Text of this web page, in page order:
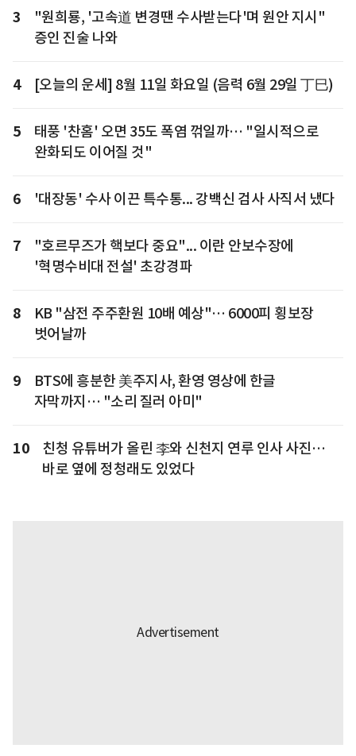
3
"원희룡, '고속道 변경땐 수사받는다'며 원안 지시"
증인 진술 나와
4 [오늘의 운세] 8월 11일 화요일 (음력 6월 29일 丁巳)
5
태풍 '찬홈' 오면 35도 폭염 꺾일까… "일시적으로
완화되도 이어질 것"
6 '대장동' 수사 이끈 특수통... 강백신 검사 사직서 냈다
7
"호르무즈가 핵보다 중요"... 이란 안보수장에
'혁명수비대 전설' 초강경파
8
KB "삼전 주주환원 10배 예상"… 6000피 횡보장
벗어날까
9
BTS에 흥분한 美주지사, 환영 영상에 한글
자막까지… "소리 질러 아미"
10
친청 유튜버가 올린 李와 신천지 연루 인사 사진…
바로 옆에 정청래도 있었다